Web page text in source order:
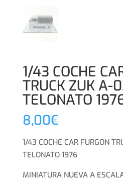
1/43 COCHE
TRUCK ZUK A-
TELONATO
8,00€
1/43 COCHE CAR FURGON
TELONATO 1976
MINIATURA NUEVA A